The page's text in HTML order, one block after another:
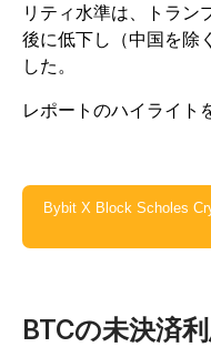
リティ水準は、トラン
後に低下し（中国を除
した。
レポートのハイライト
Bybit X Block Scholes
BTCの未決済